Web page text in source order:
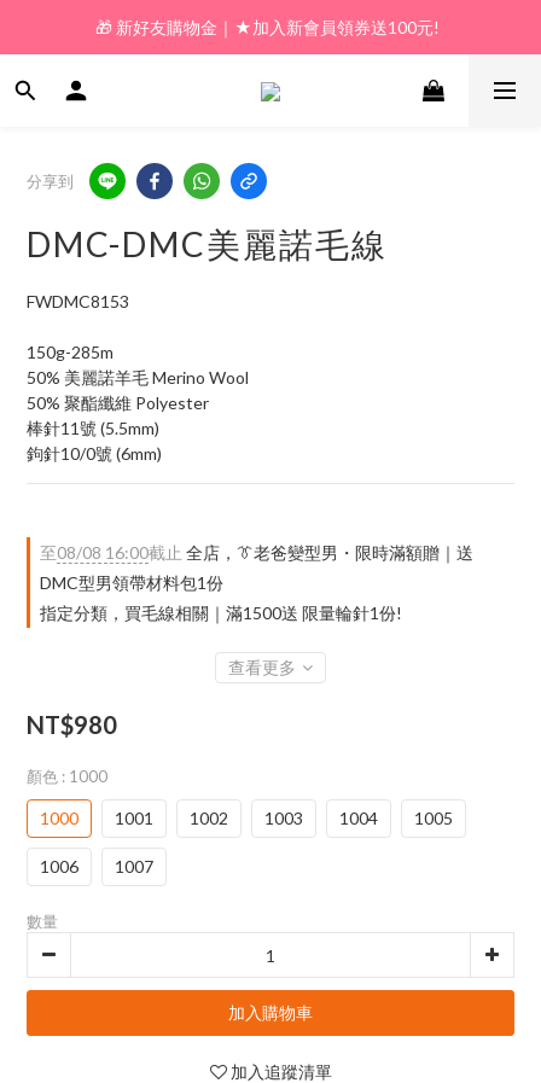
🎁 新好友購物金｜★加入新會員領券送100元!
🎁 新好友購物金｜★加入新會員領券送100元!
🎁 𝗟𝗶𝗻𝗲好友限定｜★新加好友送100元折價券!
分享到
DMC-DMC美麗諾毛線
FWDMC8153
150g-285m
50% 美麗諾羊毛 Merino Wool
50% 聚酯纖維 Polyester
棒針11號 (5.5mm)
鉤針10/0號 (6mm)
至08/08 16:00截止 全店，👔老爸變型男・限時滿額贈｜送
DMC型男領帶材料包1份
指定分類，買毛線相關｜滿1500送 限量輪針1份!
查看更多
NT$980
顏色 : 1000
1000 1001 1002 1003 1004 1005
1006 1007
數量
加入購物車
加入追蹤清單